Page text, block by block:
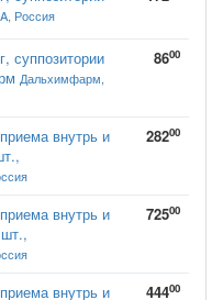
Россия
суппозитории
Дальхимфарм,
8600
внутрь и
28200
внутрь и
72500
внутрь и 44400